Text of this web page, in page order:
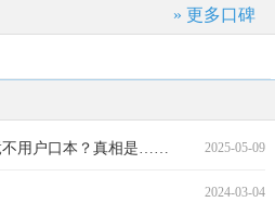
» 更多口碑
2025-05-09
不用户口本？真相是……
2024-03-04